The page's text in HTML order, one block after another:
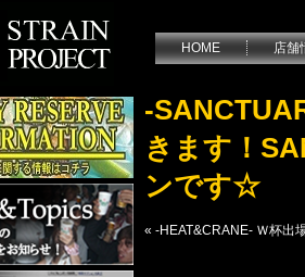
HOME 店舗
-
きます！
ンです☆
« -HEAT&CRANE- Ｗ杯出